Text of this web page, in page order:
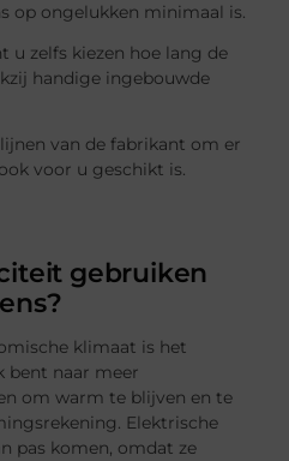
op ongelukken minimaal is.
u zelfs kiezen hoe lang de
handige ingebouwde
van de fabrikant om er
voor u geschikt is.
gebruiken
klimaat is het
bent naar meer
om warm te blijven en te
Elektrische
pas komen, omdat ze